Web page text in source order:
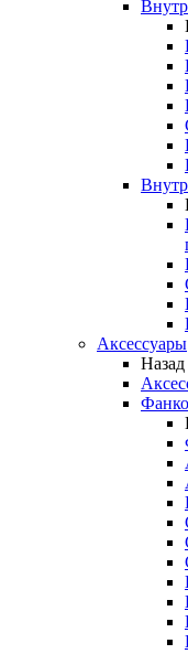
Аксессуары
Назад